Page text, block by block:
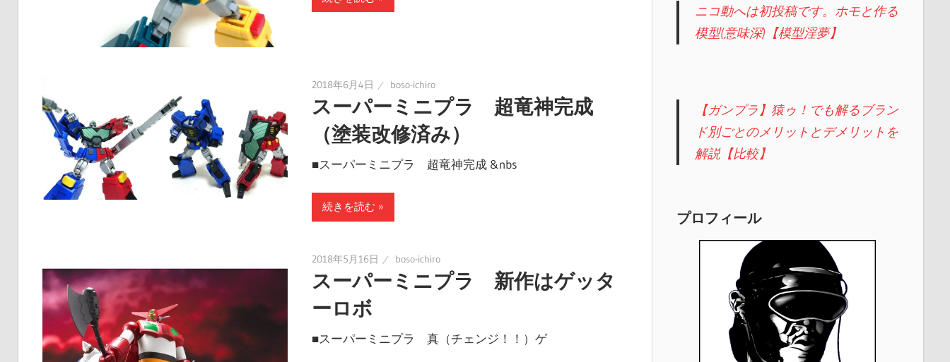
ラ
モ
製
ビ
ー
関
連
の
2018年6月4日 boso-ichiro
スーパーミニプラ 超竜神完成
（塗装改修済み）
■スーパーミニプラ 超竜神完成 &nbs
続きを読む
2018年5月16日 boso-ichiro
スーパーミニプラ 新作はゲッタ
ーロボ
■スーパーミニプラ 真（チェンジ！！）ゲ
ニコ動へは初投稿です。ホモと作る
模型(意味深)【模型淫夢】
【ガンプラ】猿ゥ！でも解るブラン
ド別ごとのメリットとデメリットを
解説【比較】
プロフィール